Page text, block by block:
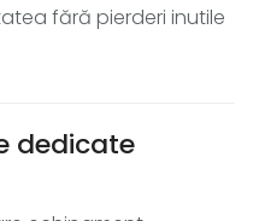
fără pierderi inutile
dedicate